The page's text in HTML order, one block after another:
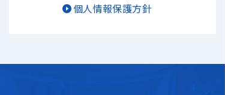
個人情報保護方針